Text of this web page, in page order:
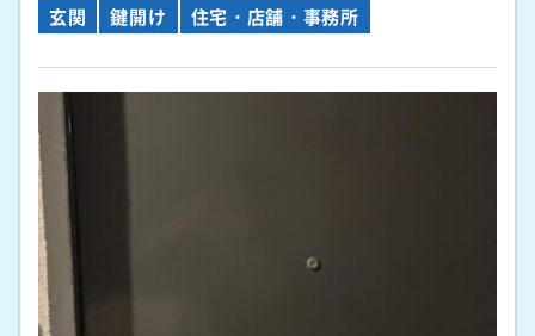
玄関 鍵開け 住宅・店舗・事務所